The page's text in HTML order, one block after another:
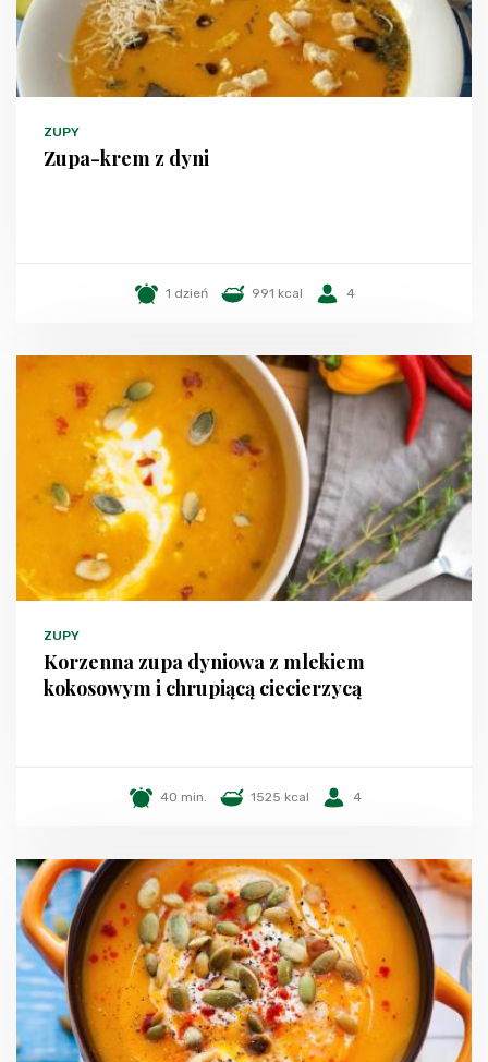
ZUPY
Zupa-krem z dyni
1 dzień 991 kcal 4
ZUPY
Korzenna zupa dyniowa z mlekiem
kokosowym i chrupiącą ciecierzycą
40 min. 1525 kcal 4